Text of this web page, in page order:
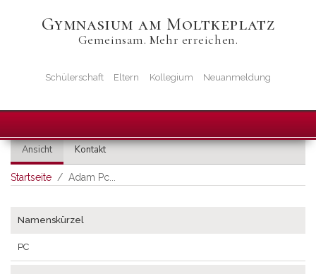
zum
Inhalt
Gymnasium am Moltkeplatz
Gemeinsam. Mehr erreichen.
Startseiten-
Icons
Schülerschaft Eltern Kollegium Neuanmeldung
Primäre
Reiter
Ansicht Kontakt
Startseite Adam Pc...
Namenskürzel
PC